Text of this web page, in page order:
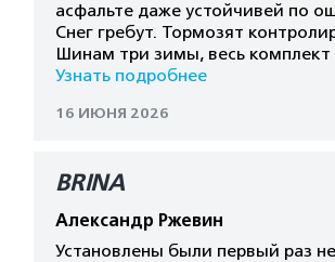
асфальте даже устойчивей по
Снег гребут. Тормозят
Шинам три зимы, весь комплект
Узнать подробнее
16 ИЮНЯ 2026
BRINA
Александр Ржевин
Установлены были первый раз не